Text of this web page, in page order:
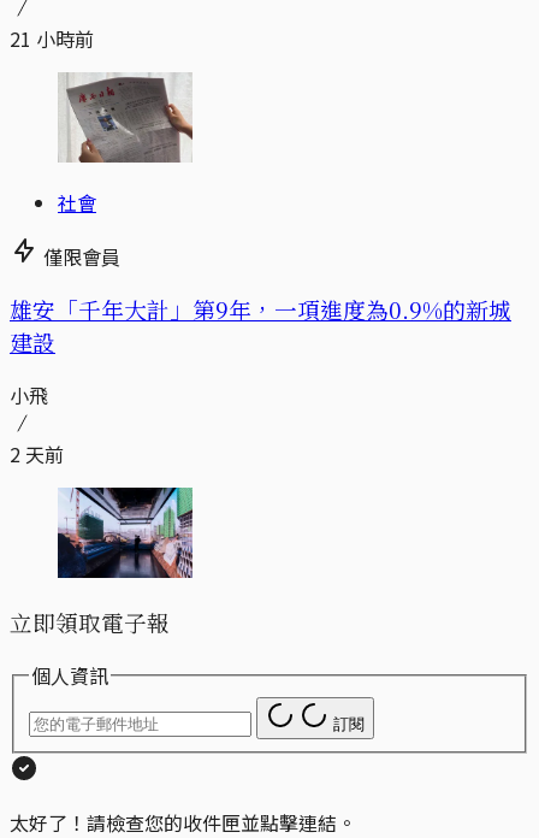
21 小時前
社會
僅限會員
​​雄安「千年大計」第9年，一項進度為0.9%的新城
建設
小飛
2 天前
立即領取電子報
個人資訊
訂閱
太好了！請檢查您的收件匣並點擊連結。